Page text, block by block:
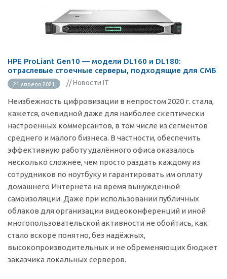
HPE ProLiant Gen10 — модели DL160 и DL180:
отраслевые стоечные серверы, подходящие для СМБ
21 апреля 2021 // Новости IT
Неизбежность цифровизации в непростом 2020 г. стала,
кажется, очевидной даже для наиболее скептически
настроенных коммерсантов, в том числе из сегментов
среднего и малого бизнеса. В частности, обеспечить
эффективную работу удалённого офиса оказалось
несколько сложнее, чем просто раздать каждому из
сотрудников по ноутбуку и гарантировать им оплату
домашнего Интернета на время вынужденной
самоизоляции. Даже при использовании публичных
облаков для организации видеоконференций и иной
многопользовательской активности не обойтись, как
стало вскоре понятно, без надёжных,
высокопроизводительных и не обременяющих бюджет
заказчика локальных серверов.